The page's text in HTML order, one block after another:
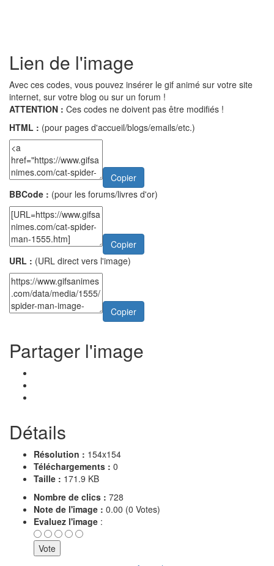
Lien de l'image
Avec ces codes, vous pouvez insérer le gif animé sur votre site
internet, sur votre blog ou sur un forum !
ATTENTION : Ces codes ne doivent pas être modifiés !
HTML : (pour pages d'accueil/blogs/emails/etc.)
Copier
BBCode : (pour les forums/livres d'or)
Copier
URL : (URL direct vers l'image)
Copier
Partager l'image
Détails
Résolution : 154x154
Téléchargements : 0
Taille : 171.9 KB
Nombre de clics : 728
Note de l'image : 0.00 (0 Votes)
Evaluez l'image :